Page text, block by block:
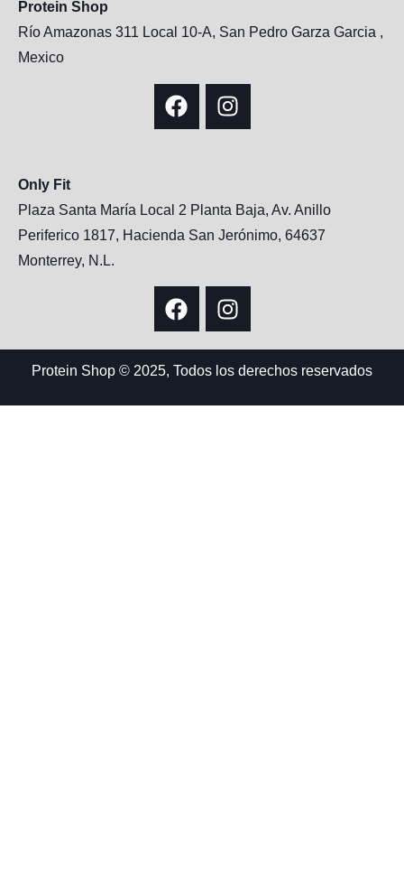
Protein Shop
Río Amazonas 311 Local 10-A, San Pedro Garza Garcia ,
Mexico
Only Fit
Plaza Santa María Local 2 Planta Baja, Av. Anillo
Periferico 1817, Hacienda San Jerónimo, 64637
Monterrey, N.L.
Protein Shop © 2025, Todos los derechos reservados